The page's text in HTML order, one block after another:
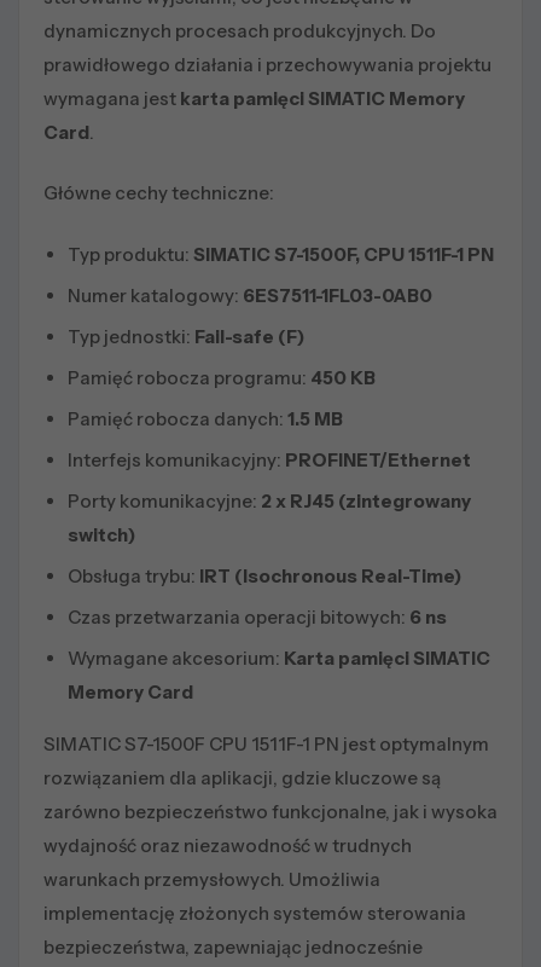
dynamicznych procesach produkcyjnych. Do
prawidłowego działania i przechowywania projektu
wymagana jest karta pamięci SIMATIC Memory
Card
Główne cechy techniczne:
Typ produktu: SIMATIC S7-1500F, CPU 1511F-1 PN
Numer katalogowy: 6ES7511-1FL03-0AB0
Typ jednostki: Fail-safe (F)
Pamięć robocza programu: 450 KB
Pamięć robocza danych: 1.5 MB
Interfejs komunikacyjny: PROFINET/Ethernet
Porty komunikacyjne: 2 x RJ45 (zintegrowany
switch)
Obsługa trybu: IRT (Isochronous Real-Time)
Czas przetwarzania operacji bitowych: 6 ns
Wymagane akcesorium: Karta pamięci SIMATIC
Memory Card
SIMATIC S7-1500F CPU 1511F-1 PN jest optymalnym
rozwiązaniem dla aplikacji, gdzie kluczowe są
zarówno bezpieczeństwo funkcjonalne, jak i wysoka
wydajność oraz niezawodność w trudnych
warunkach przemysłowych. Umożliwia
implementację złożonych systemów sterowania
bezpieczeństwa, zapewniając jednocześnie